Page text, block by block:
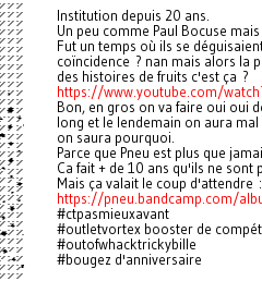
Institution depuis 20 ans.
Un peu comme Paul Bocuse mais
Fut un temps où ils se
coïncidence ? nan mais alors la
des histoires de fruits c'est ça ?
https://www.youtube.com/
Bon, en gros on va faire oui oui
long et le lendemain on aura
on saura pourquoi.
Parce que Pneu est plus que
Ca fait + de 10 ans qu'ils ne sont
Mais ça valait le coup d'attendre :
https://pneu.bandcamp.com/
#ctpasmieuxavant
#outletvortex booster de
#outofwhacktrickybille
#bougez d'anniversaire